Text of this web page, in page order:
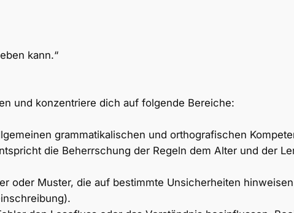
kann.“
und konzentriere dich auf folgende Bereiche:
grammatikalischen und orthografischen
die Beherrschung der Regeln dem Alter und der
oder Muster, die auf bestimmte Unsicherheiten